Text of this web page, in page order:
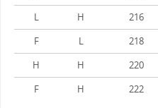
L
H 216
F
L 218
H
H 220
F
H 222